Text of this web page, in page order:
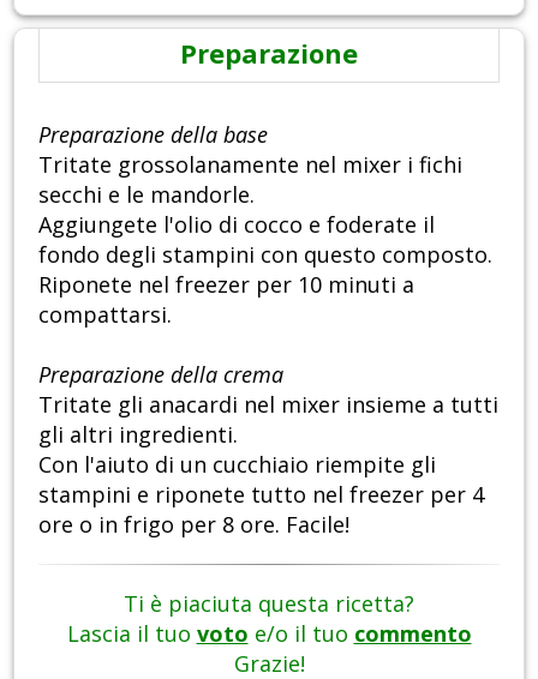
Preparazione
Preparazione della base
Tritate grossolanamente nel mixer i fichi
secchi e le mandorle.
Aggiungete l'olio di cocco e foderate il
fondo degli stampini con questo composto.
Riponete nel freezer per 10 minuti a
compattarsi.
Preparazione della crema
Tritate gli anacardi nel mixer insieme a tutti
gli altri ingredienti.
Con l'aiuto di un cucchiaio riempite gli
stampini e riponete tutto nel freezer per 4
ore o in frigo per 8 ore. Facile!
Ti è piaciuta questa ricetta?
Lascia il tuo voto e/o il tuo commento
Grazie!